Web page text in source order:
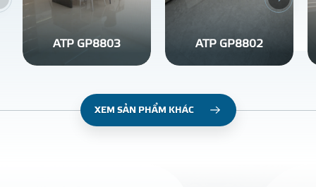
ATP GP8803 ATP GP8802
XEM SẢN PHẨM KHÁC